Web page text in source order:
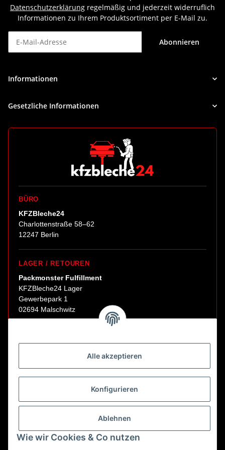
Alle akzeptieren
Konfigurieren
Ablehnen
Wie wir Cookies & Co nutzen
Datenschutzerklärung regelmäßig und jederzeit widerruflich
Informationen zu Ihrem Produktsortiment per E-Mail zu.
Abonnieren
Informationen
Gesetzliche Informationen
BÜRO
KFZBleche24
Charlottenstraße 58–62
12247 Berlin
LAGER / RETOUREN
Packmonster Fulfillment
KFZBleche24 Lager
Gewerbepark 1
02694 Malschwitz
Abholungen nur nach Terminvereinbarung.
E-Mail:sales@kfzbleche24.de
Vertrag widerrufen
* Alle Preise inkl. gesetzlicher USt., zzgl.Versand